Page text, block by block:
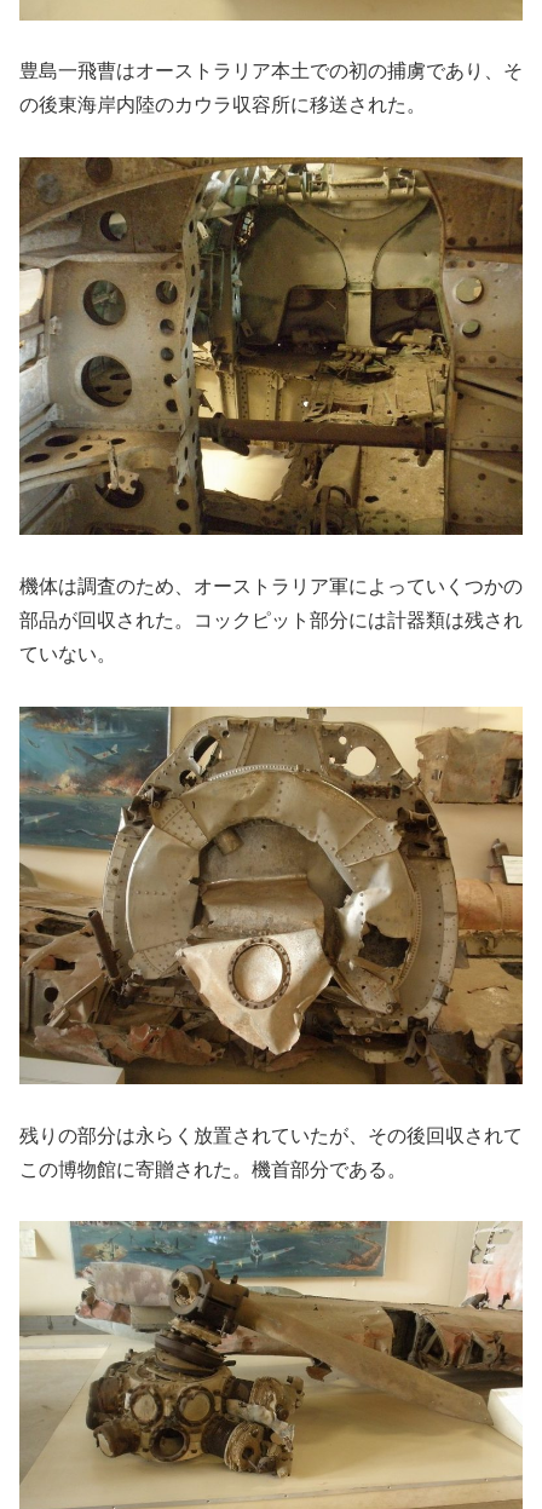
豊島一飛曹はオーストラリア本土での初の捕虜であり、そ
の後東海岸内陸のカウラ収容所に移送された。
機体は調査のため、オーストラリア軍によっていくつかの
部品が回収された。コックピット部分には計器類は残され
ていない。
残りの部分は永らく放置されていたが、その後回収されて
この博物館に寄贈された。機首部分である。